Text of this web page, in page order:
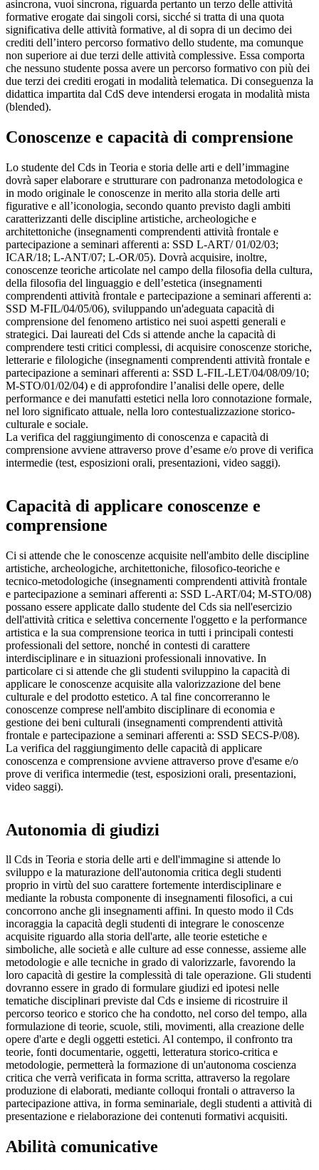
asincrona, vuoi sincrona, riguarda pertanto un terzo delle attività
formative erogate dai singoli corsi, sicché si tratta di una quota
significativa delle attività formative, al di sopra di un decimo dei
crediti dell’intero percorso formativo dello studente, ma comunque
non superiore ai due terzi delle attività complessive. Essa comporta
che nessuno studente possa avere un percorso formativo con più dei
due terzi dei crediti erogati in modalità telematica. Di conseguenza la
didattica impartita dal CdS deve intendersi erogata in modalità mista
(blended).
Conoscenze e capacità di comprensione
Lo studente del Cds in Teoria e storia delle arti e dell’immagine
dovrà saper elaborare e strutturare con padronanza metodologica e
in modo originale le conoscenze in merito alla storia delle arti
figurative e all’iconologia, secondo quanto previsto dagli ambiti
caratterizzanti delle discipline artistiche, archeologiche e
architettoniche (insegnamenti comprendenti attività frontale e
partecipazione a seminari afferenti a: SSD L-ART/ 01/02/03;
ICAR/18; L-ANT/07; L-OR/05). Dovrà acquisire, inoltre,
conoscenze teoriche articolate nel campo della filosofia della cultura,
della filosofia del linguaggio e dell’estetica (insegnamenti
comprendenti attività frontale e partecipazione a seminari afferenti a:
SSD M-FIL/04/05/06), sviluppando un'adeguata capacità di
comprensione del fenomeno artistico nei suoi aspetti generali e
strategici. Dai laureati del Cds si attende anche la capacità di
comprendere testi critici complessi, di acquisire conoscenze storiche,
letterarie e filologiche (insegnamenti comprendenti attività frontale e
partecipazione a seminari afferenti a: SSD L-FIL-LET/04/08/09/10;
M-STO/01/02/04) e di approfondire l’analisi delle opere, delle
performance e dei manufatti estetici nella loro connotazione formale,
nel loro significato attuale, nella loro contestualizzazione storico-
culturale e sociale.
La verifica del raggiungimento di conoscenza e capacità di
comprensione avviene attraverso prove d’esame e/o prove di verifica
intermedie (test, esposizioni orali, presentazioni, video saggi).
Capacità di applicare conoscenze e
comprensione
Ci si attende che le conoscenze acquisite nell'ambito delle discipline
artistiche, archeologiche, architettoniche, filosofico-teoriche e
tecnico-metodologiche (insegnamenti comprendenti attività frontale
e partecipazione a seminari afferenti a: SSD L-ART/04; M-STO/08)
possano essere applicate dallo studente del Cds sia nell'esercizio
dell'attività critica e selettiva concernente l'oggetto e la performance
artistica e la sua comprensione teorica in tutti i principali contesti
professionali del settore, nonché in contesti di carattere
interdisciplinare e in situazioni professionali innovative. In
particolare ci si attende che gli studenti sviluppino la capacità di
applicare le conoscenze acquisite alla valorizzazione del bene
culturale e del prodotto estetico. A tal fine concorreranno le
conoscenze comprese nell'ambito disciplinare di economia e
gestione dei beni culturali (insegnamenti comprendenti attività
frontale e partecipazione a seminari afferenti a: SSD SECS-P/08).
La verifica del raggiungimento delle capacità di applicare
conoscenza e comprensione avviene attraverso prove d'esame e/o
prove di verifica intermedie (test, esposizioni orali, presentazioni,
video saggi).
Autonomia di giudizi
ll Cds in Teoria e storia delle arti e dell'immagine si attende lo
sviluppo e la maturazione dell'autonomia critica degli studenti
proprio in virtù del suo carattere fortemente interdisciplinare e
mediante la robusta componente di insegnamenti filosofici, a cui
concorrono anche gli insegnamenti affini. In questo modo il Cds
incoraggia la capacità degli studenti di integrare le conoscenze
acquisite riguardo alla storia dell'arte, alle teorie estetiche e
simboliche, alle società e alle culture ad esse connesse, assieme alle
metodologie e alle tecniche in grado di valorizzarle, favorendo la
loro capacità di gestire la complessità di tale operazione. Gli studenti
dovranno essere in grado di formulare giudizi ed ipotesi nelle
tematiche disciplinari previste dal Cds e insieme di ricostruire il
percorso teorico e storico che ha condotto, nel corso del tempo, alla
formulazione di teorie, scuole, stili, movimenti, alla creazione delle
opere d'arte e degli oggetti estetici. Al contempo, il confronto tra
teorie, fonti documentarie, oggetti, letteratura storico-critica e
metodologie, permetterà la formazione di un'autonoma coscienza
critica che verrà verificata in forma scritta, attraverso la regolare
produzione di elaborati, mediante colloqui frontali o attraverso la
partecipazione attiva, in forma seminariale, degli studenti a attività di
presentazione e rielaborazione dei contenuti formativi acquisiti.
Abilità comunicative